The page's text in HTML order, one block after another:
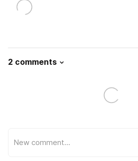
2 comments